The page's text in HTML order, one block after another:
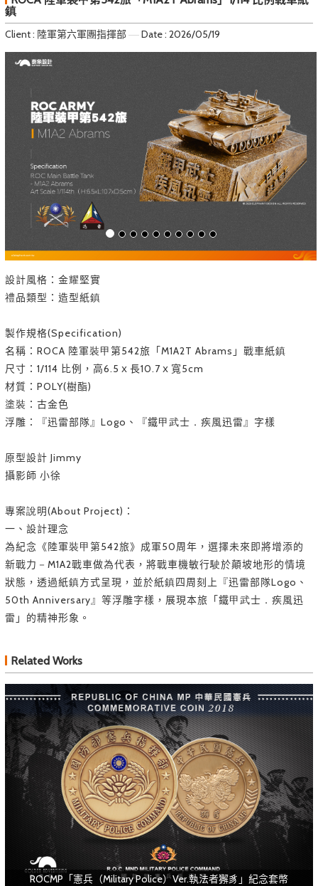
鎮
Client : 陸軍第六軍團指揮部 Date : 2026/05/19
設計風格：金耀堅實
禮品類型：造型紙鎮
製作規格(Specification)
名稱：ROCA 陸軍裝甲第542旅「M1A2T Abrams」戰車紙鎮
尺寸：1/114 比例，高6.5ｘ長10.7ｘ寬5cm
材質：POLY(樹酯)
塗裝：古金色
浮雕：『迅雷部隊』Logo、『鐵甲武士．疾風迅雷』字樣
原型設計 Jimmy
攝影師 小徐
專案說明(About Project)：
一、設計理念
為紀念《陸軍裝甲第542旅》成軍50周年，選擇未來即將增添的
新戰力－M1A2戰車做為代表，將戰車機敏行駛於顛坡地形的情境
狀態，透過紙鎮方式呈現，並於紙鎮四周刻上『迅雷部隊Logo、
50th Anniversary』等浮雕字樣，展現本旅「鐵甲武士．疾風迅
雷」的精神形象。
Related Works
ROCMP「憲兵（Military Police）Ver.執法者獬豸」紀念套幣